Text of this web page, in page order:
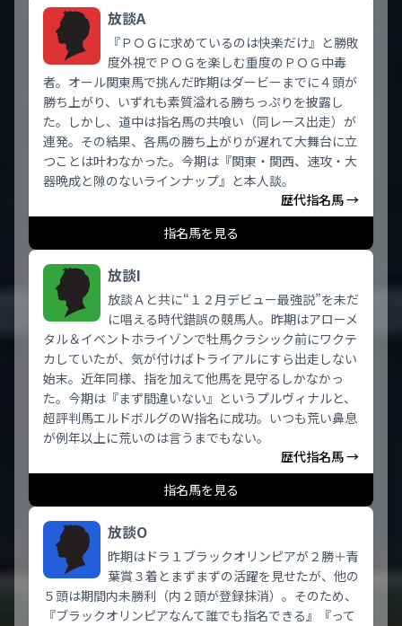
放談A
『ＰＯＧに求めているのは快楽だけ』と勝敗
度外視でＰＯＧを楽しむ重度のＰＯＧ中毒
者。オール関東馬で挑んだ昨期はダービーまでに４頭が
勝ち上がり、いずれも素質溢れる勝ちっぷりを披露し
た。しかし、道中は指名馬の共喰い（同レース出走）が
連発。その結果、各馬の勝ち上がりが遅れて大舞台に立
つことは叶わなかった。今期は『関東・関西、速攻・大
器晩成と隙のないラインナップ』と本人談。
歴代指名馬 →
指名馬を見る
放談I
放談Ａと共に“１２月デビュー最強説”を未だ
に唱える時代錯誤の競馬人。昨期はアローメ
タル＆イベントホライゾンで牡馬クラシック前にワクテ
カしていたが、気が付けばトライアルにすら出走しない
始末。近年同様、指を加えて他馬を見守るしかなかっ
た。今期は『まず間違いない』というプルヴィナルと、
超評判馬エルドボルグのＷ指名に成功。いつも荒い鼻息
が例年以上に荒いのは言うまでもない。
歴代指名馬 →
指名馬を見る
放談O
昨期はドラ１ブラックオリンピアが２勝＋青
葉賞３着とまずまずの活躍を見せたが、他の
５頭は期間内未勝利（内２頭が登録抹消）。そのため、
『ブラックオリンピアなんて誰でも指名できる』『って